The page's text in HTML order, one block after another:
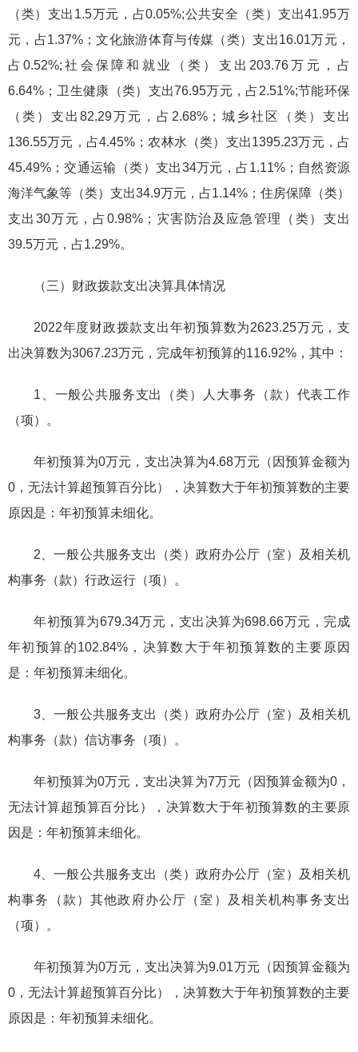
（类）支出1.5万元，占0.05%;公共安全（类）支出41.95万
元，占1.37%；文化旅游体育与传媒（类）支出16.01万元，
占0.52%;社会保障和就业（类）支出203.76万元，占
6.64%；卫生健康（类）支出76.95万元，占2.51%;节能环保
（类）支出82.29万元，占2.68%；城乡社区（类）支出
136.55万元，占4.45%；农林水（类）支出1395.23万元，占
45.49%；交通运输（类）支出34万元，占1.11%；自然资源
海洋气象等（类）支出34.9万元，占1.14%；住房保障（类）
支出30万元，占0.98%；灾害防治及应急管理（类）支出
39.5万元，占1.29%。
（三）财政拨款支出决算具体情况
2022年度财政拨款支出年初预算数为2623.25万元，支
出决算数为3067.23万元，完成年初预算的116.92%，其中：
1、一般公共服务支出（类）人大事务（款）代表工作
（项）。
年初预算为0万元，支出决算为4.68万元（因预算金额为
0，无法计算超预算百分比），决算数大于年初预算数的主要
原因是：年初预算未细化。
2、一般公共服务支出（类）政府办公厅（室）及相关机
构事务（款）行政运行（项）。
年初预算为679.34万元，支出决算为698.66万元，完成
年初预算的102.84%，决算数大于年初预算数的主要原因
是：年初预算未细化。
3、一般公共服务支出（类）政府办公厅（室）及相关机
构事务（款）信访事务（项）。
年初预算为0万元，支出决算为7万元（因预算金额为0，
无法计算超预算百分比），决算数大于年初预算数的主要原
因是：年初预算未细化。
4、一般公共服务支出（类）政府办公厅（室）及相关机
构事务（款）其他政府办公厅（室）及相关机构事务支出
（项）。
年初预算为0万元，支出决算为9.01万元（因预算金额为
0，无法计算超预算百分比），决算数大于年初预算数的主要
原因是：年初预算未细化。